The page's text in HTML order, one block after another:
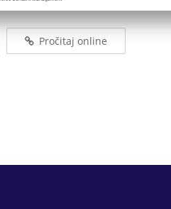
Pročitaj online